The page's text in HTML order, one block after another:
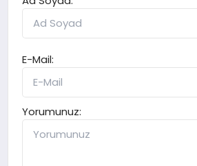
E-Mail:
Yorumunuz: